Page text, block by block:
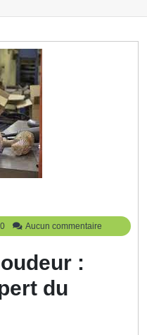
training360
Aucun commentaire
:
du